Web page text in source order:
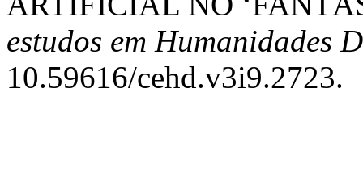
estudos em Humanidades
10.59616/cehd.v3i9.2723.